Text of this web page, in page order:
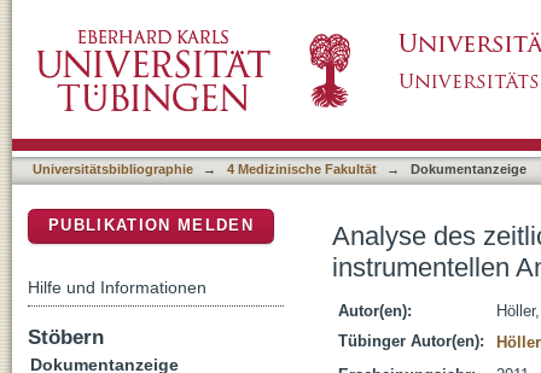
Analyseverfahrens
Universitätsbibliographie → 4 Medizinische Fakultät → Dokumentanzeige
Analyse des
instrumentellen
Autor(en):
Tübinger Autor(en):
PUBLIKATION MELDEN
Hilfe und Informationen
Stöbern
Dokumentanzeige